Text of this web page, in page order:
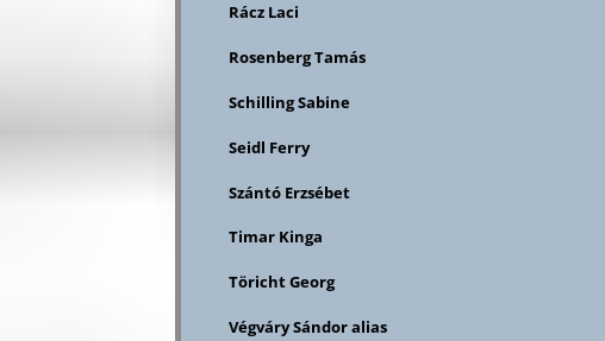
Rácz Laci
Rosenberg Tamás
Schilling Sabine
Seidl Ferry
Szántó Erzsébet
Timar Kinga
Töricht Georg
Végváry Sándor alias